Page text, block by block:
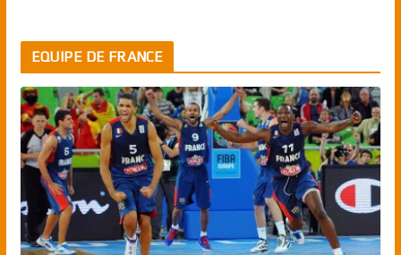
EQUIPE DE FRANCE